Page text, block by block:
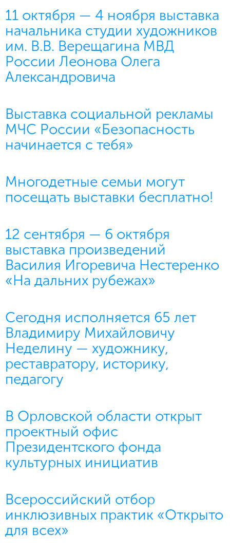
11 октября — 4 ноября выставка
начальника студии художников
им. В.В. Верещагина МВД
России Леонова Олега
Александровича
Выставка социальной рекламы
МЧС России «Безопасность
начинается с тебя»
Многодетные семьи могут
посещать выставки бесплатно!
12 сентября — 6 октября
выставка произведений
Василия Игоревича Нестеренко
«На дальних рубежах»
Сегодня исполняется 65 лет
Владимиру Михайловичу
Неделину — художнику,
реставратору, историку,
педагогу
В Орловской области открыт
проектный офис
Президентского фонда
культурных инициатив
Всероссийский отбор
инклюзивных практик «Открыто
для всех»